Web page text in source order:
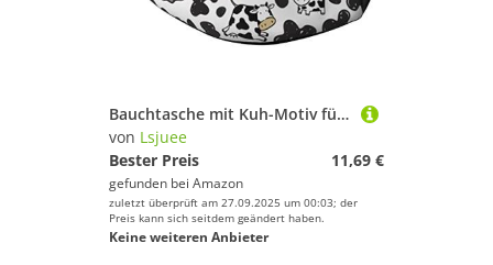
Bauchtasche mit Kuh-Motiv für Männer und Frauen, verstellbare Gürteltasche, lässige Hüfttasche für Reisen, Partys, Festivals, Wandern, Laufen, Radfahren
von Lsjuee
Bester Preis
11,69 €
gefunden bei Amazon
zuletzt überprüft am 27.09.2025 um 00:03; der
Preis kann sich seitdem geändert haben.
Keine weiteren Anbieter